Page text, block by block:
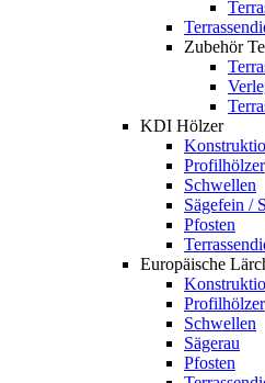
Zubehör
KDI Hölzer
Profilhölzer
Schwellen
Sägefein /
Pfosten
Europäische
Profilhölzer
Schwellen
Sägerau
Pfosten